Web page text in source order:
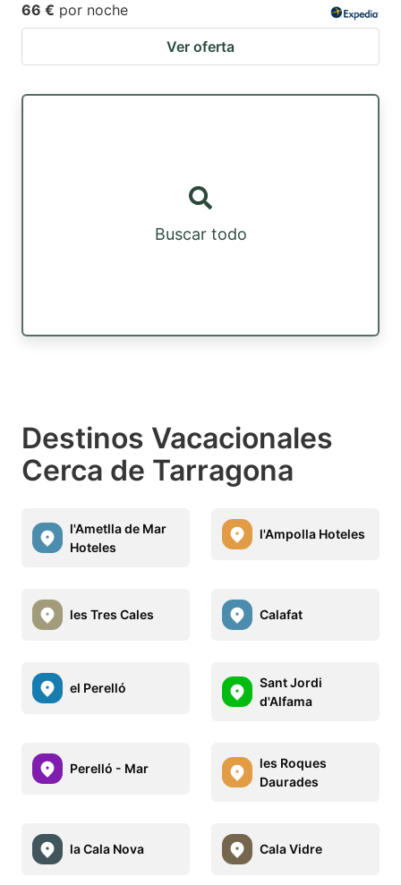
66 € por noche
Ver oferta
Buscar todo
Destinos Vacacionales
Cerca de Tarragona
l'Ametlla de Mar
Hoteles
l'Ampolla Hoteles
les Tres Cales Calafat
el Perelló
Sant Jordi
d'Alfama
Perelló - Mar
les Roques
Daurades
la Cala Nova Cala Vidre